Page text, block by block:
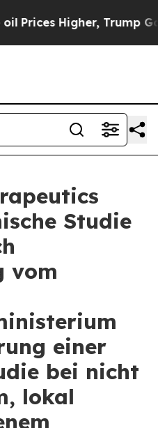
Higher, Trump
Studie
vom
einer
bei nicht
lokal